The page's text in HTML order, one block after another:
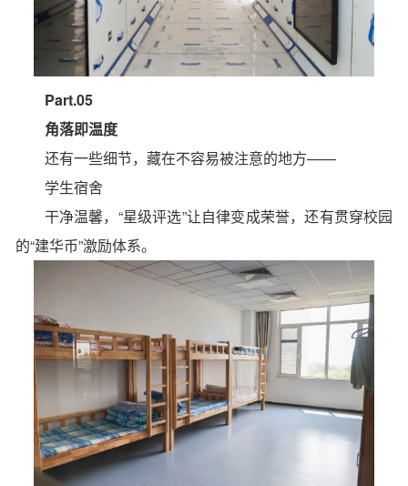
Part.05
角落即温度
还有一些细节，藏在不容易被注意的地方——
学生宿舍
干净温馨，“星级评选”让自律变成荣誉，还有贯穿校园
的“建华币”激励体系。